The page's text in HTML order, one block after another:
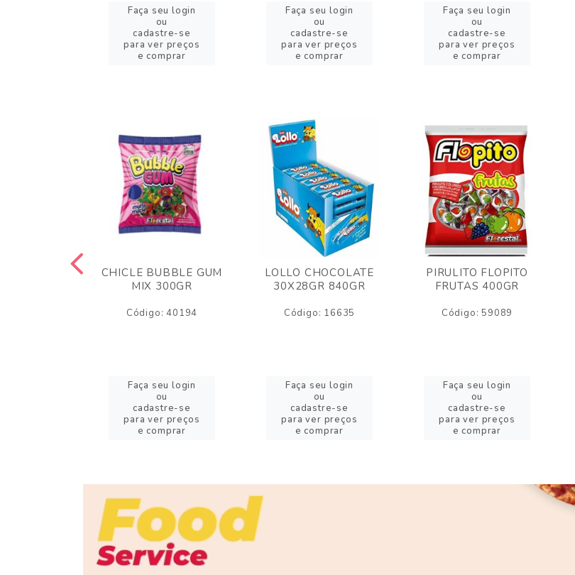
Faça seu login
ou
cadastre-se
para ver preços
e comprar
Faça seu login
ou
cadastre-se
para ver preços
e comprar
Faça seu login
ou
cadastre-se
para ver preços
e comprar
CHICLE BUBBLE GUM
MIX 300GR
Código: 40194
Faça seu login
ou
cadastre-se
para ver preços
e comprar
LOLLO CHOCOLATE
30X28GR 840GR
Código: 16635
Faça seu login
ou
cadastre-se
para ver preços
e comprar
PIRULITO FLOPITO
FRUTAS 400GR
Código: 59089
Faça seu login
ou
cadastre-se
para ver preços
e comprar